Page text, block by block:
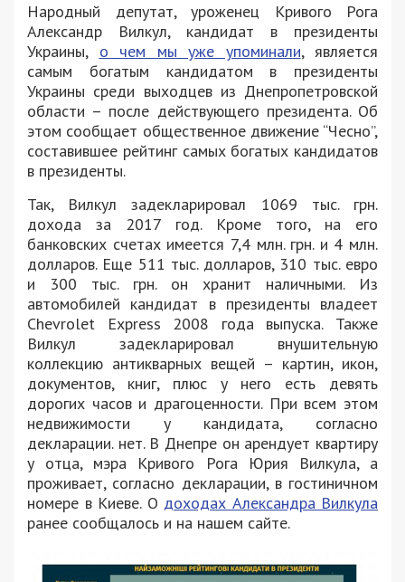
Народный депутат, уроженец Кривого Рога
Александр Вилкул, кандидат в президенты
Украины, о чем мы уже упоминали, является
самым богатым кандидатом в президенты
Украины среди выходцев из Днепропетровской
области – после действующего президента. Об
этом сообщает общественное движение “Чесно”,
составившее рейтинг самых богатых кандидатов
в президенты.
Так, Вилкул задекларировал 1069 тыс. грн.
дохода за 2017 год. Кроме того, на его
банковских счетах имеется 7,4 млн. грн. и 4 млн.
долларов. Еще 511 тыс. долларов, 310 тыс. евро
и 300 тыс. грн. он хранит наличными. Из
автомобилей кандидат в президенты владеет
Chevrolet Express 2008 года выпуска. Также
Вилкул задекларировал внушительную
коллекцию антикварных вещей – картин, икон,
документов, книг, плюс у него есть девять
дорогих часов и драгоценности. При всем этом
недвижимости у кандидата, согласно
декларации. нет. В Днепре он арендует квартиру
у отца, мэра Кривого Рога Юрия Вилкула, а
проживает, согласно декларации, в гостиничном
номере в Киеве. О доходах Александра Вилкула
ранее сообщалось и на нашем сайте.